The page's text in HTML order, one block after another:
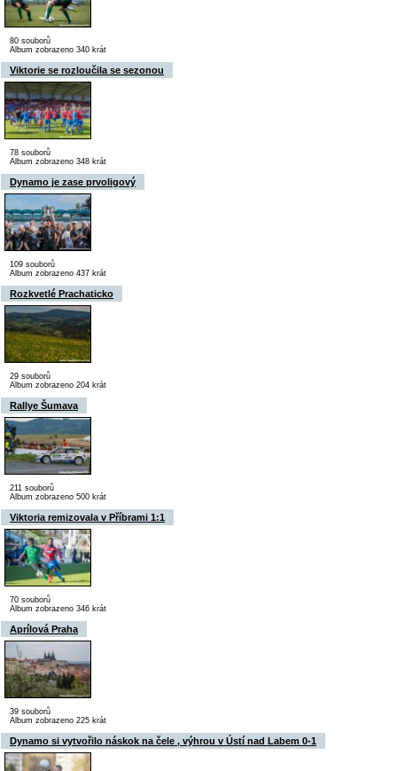
80 souborů
Album zobrazeno 340 krát
Viktorie se rozloučila se sezonou
78 souborů
Album zobrazeno 348 krát
Dynamo je zase prvoligový
109 souborů
Album zobrazeno 437 krát
Rozkvetlé Prachaticko
29 souborů
Album zobrazeno 204 krát
Rallye Šumava
211 souborů
Album zobrazeno 500 krát
Viktoria remizovala v Příbrami 1:1
70 souborů
Album zobrazeno 346 krát
Aprílová Praha
39 souborů
Album zobrazeno 225 krát
Dynamo si vytvořilo náskok na čele , výhrou v Ústí nad Labem 0-1